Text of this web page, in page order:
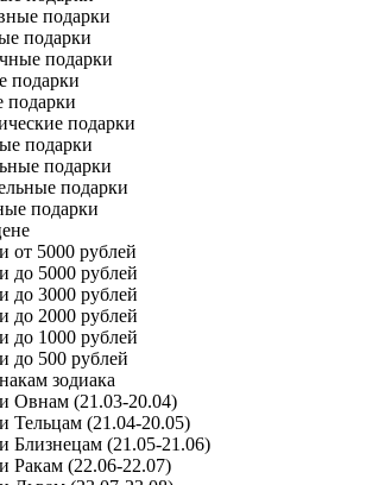
подарки
подарки
подарки
подарки
подарки
подарки
подарки
подарки
подарки
от 5000 рублей
до 5000 рублей
до 3000 рублей
до 2000 рублей
до 1000 рублей
до 500 рублей
зодиака
Овнам (21.03-20.04)
Тельцам (21.04-20.05)
Близнецам (21.05-21.06)
Ракам (22.06-22.07)